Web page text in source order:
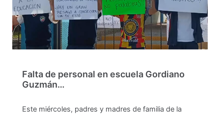
Falta de personal en escuela Gordiano
Guzmán…
Este miércoles, padres y madres de familia de la